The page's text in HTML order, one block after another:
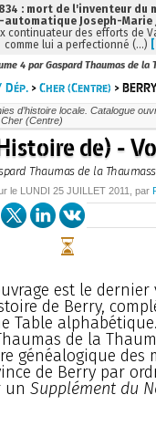
4 par Gaspard Thaumas de la
>Cher (Centre) >
d’histoire locale. Catalogue
(Centre)
de) -
Thaumas de la
le LUNDI 25 JUILLET 2011 , par
est le dernier
de Berry,
Table
de la
généalogique des
de Berry par
un Supplément du
: mort de l'inventeur du
automatique Joseph-Marie
continuateur des efforts de
comme lui a perfectionné (…)